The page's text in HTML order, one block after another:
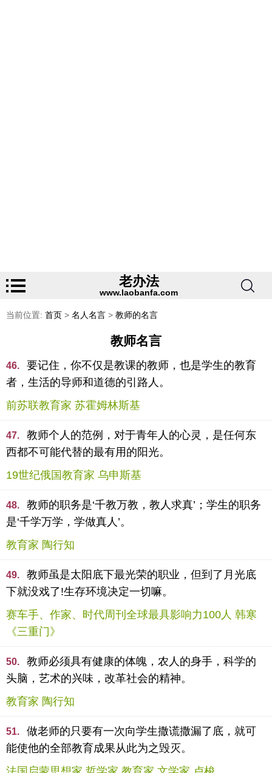
老办法
www.laobanfa.com
当前位置: 首页 > 名人名言 > 教师的名言
教师名言
46.
要记住，你不仅是教课的教师，也是学生的教育
者，生活的导师和道德的引路人。
前苏联教育家 苏霍姆林斯基
47.
教师个人的范例，对于青年人的心灵，是任何东
西都不可能代替的最有用的阳光。
19世纪俄国教育家 乌申斯基
48.
教师的职务是‘千教万教，教人求真’；学生的职务
是‘千学万学，学做真人’。
教育家 陶行知
49.
教师虽是太阳底下最光荣的职业，但到了月光底
下就没戏了!生存环境决定一切嘛。
赛车手、作家、时代周刊全球最具影响力100人 韩寒
《三重门》
50.
教师必须具有健康的体魄，农人的身手，科学的
头脑，艺术的兴味，改革社会的精神。
教育家 陶行知
51.
做老师的只要有一次向学生撒谎撒漏了底，就可
能使他的全部教育成果从此为之毁灭。